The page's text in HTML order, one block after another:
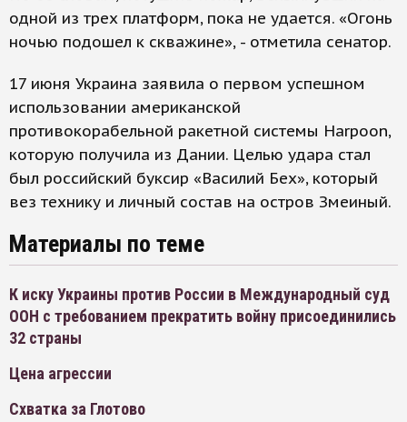
одной из трех платформ, пока не удается. «Огонь
ночью подошел к скважине», - отметила сенатор.
17 июня Украина заявила о первом успешном
использовании американской
противокорабельной ракетной системы Harpoon,
которую получила из Дании. Целью удара стал
был российский буксир «Василий Бех», который
вез технику и личный состав на остров Змеиный.
Материалы по теме
К иску Украины против России в Международный суд
ООН с требованием прекратить войну присоединились
32 страны
Цена агрессии
Схватка за Глотово